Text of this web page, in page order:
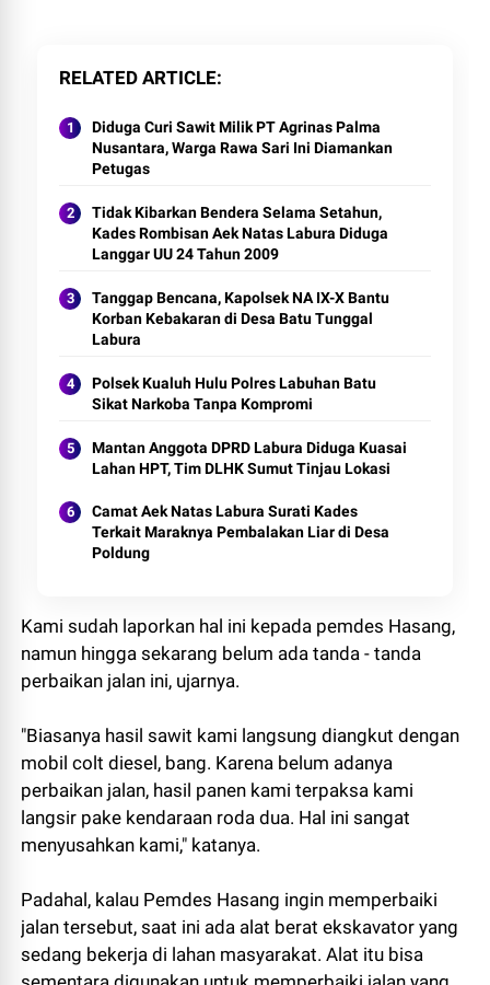
RELATED ARTICLE
Diduga Curi Sawit Milik PT Agrinas Palma
Nusantara, Warga Rawa Sari Ini Diamankan
Petugas
Tidak Kibarkan Bendera Selama Setahun,
Kades Rombisan Aek Natas Labura Diduga
Langgar UU 24 Tahun 2009
Tanggap Bencana, Kapolsek NA IX-X Bantu
Korban Kebakaran di Desa Batu Tunggal
Labura
Polsek Kualuh Hulu Polres Labuhan Batu
Sikat Narkoba Tanpa Kompromi
Mantan Anggota DPRD Labura Diduga Kuasai
Lahan HPT, Tim DLHK Sumut Tinjau Lokasi
Camat Aek Natas Labura Surati Kades
Terkait Maraknya Pembalakan Liar di Desa
Poldung
Kami sudah laporkan hal ini kepada pemdes Hasang,
namun hingga sekarang belum ada tanda - tanda
perbaikan jalan ini, ujarnya.
"Biasanya hasil sawit kami langsung diangkut dengan
mobil colt diesel, bang. Karena belum adanya
perbaikan jalan, hasil panen kami terpaksa kami
langsir pake kendaraan roda dua. Hal ini sangat
menyusahkan kami," katanya.
Padahal, kalau Pemdes Hasang ingin memperbaiki
jalan tersebut, saat ini ada alat berat ekskavator yang
sedang bekerja di lahan masyarakat. Alat itu bisa